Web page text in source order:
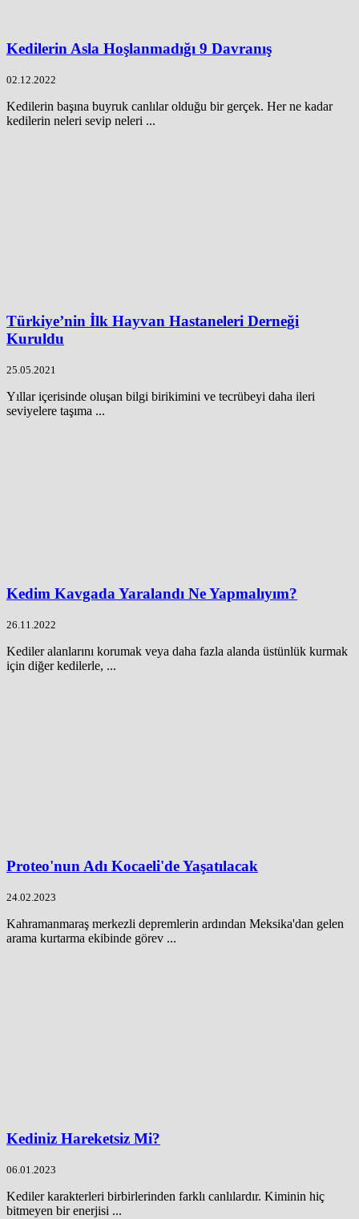
Kedilerin Asla Hoşlanmadığı 9 Davranış
02.12.2022
Kedilerin başına buyruk canlılar olduğu bir gerçek. Her ne kadar
kedilerin neleri sevip neleri ...
Türkiye’nin İlk Hayvan Hastaneleri Derneği
Kuruldu
25.05.2021
Yıllar içerisinde oluşan bilgi birikimini ve tecrübeyi daha ileri
seviyelere taşıma ...
Kedim Kavgada Yaralandı Ne Yapmalıyım?
26.11.2022
Kediler alanlarını korumak veya daha fazla alanda üstünlük kurmak
için diğer kedilerle, ...
Proteo'nun Adı Kocaeli'de Yaşatılacak
24.02.2023
Kahramanmaraş merkezli depremlerin ardından Meksika'dan gelen
arama kurtarma ekibinde görev ...
Kediniz Hareketsiz Mi?
06.01.2023
Kediler karakterleri birbirlerinden farklı canlılardır. Kiminin hiç
bitmeyen bir enerjisi ...